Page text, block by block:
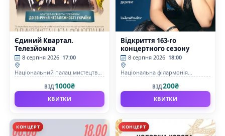
Єдиний Квартал.
Телезйомка
8 серпня 2026 17:00
Національний палац мистецтв
ВІД1000₴
КВИТКИ
Відкриття 163-го
концертного сезону
8 серпня 2026 18:00
Національна філармонія
ВІД200₴
КВИТКИ
КОНЦЕРТ КОНЦЕРТ